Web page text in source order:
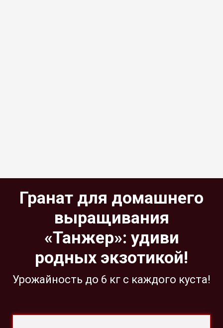
Гранат для домашнего
выращивания
«Танжер»: удиви
родных экзотикой!
Урожайность до 6 кг с каждого куста!